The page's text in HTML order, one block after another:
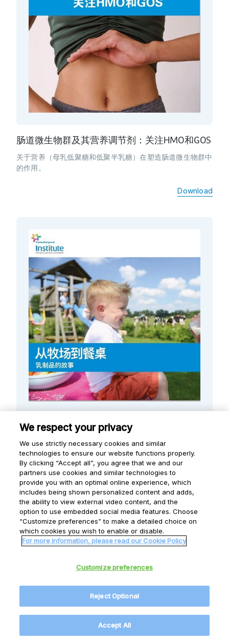
肠道微生物群及其营养调节剂：关注HMO和GOS
关于营养（母乳低聚糖和低聚半乳糖）在塑造肠道微生物群中
的作用。
Download
从牧场到餐桌
从牧场到餐桌—乳制品的故事
We respect your privacy
We use strictly necessary cookies and similar
technologies to ensure our website functions properly.
By clicking “Accept all”, you agree that we and our
partners use cookies and similar technologies to
provide you with an optimal online experience, which
includes being shown personalized content and adds,
the ability to view external video content, and the
option to use embedded social media features. Choose
“Customize preferences” to make a detailed choice on
which cookies you wish to enable or disable.
For more information, please read our Cookie Policy
Customize preferences
Reject Optional
Accept All